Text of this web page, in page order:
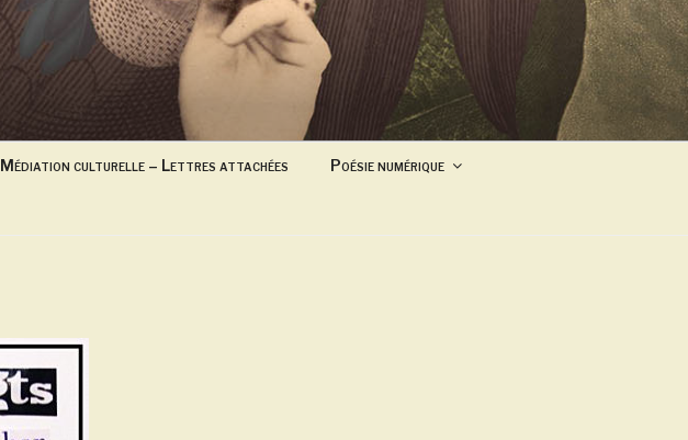
Médiation culturelle – Lettres attachées Poésie numérique